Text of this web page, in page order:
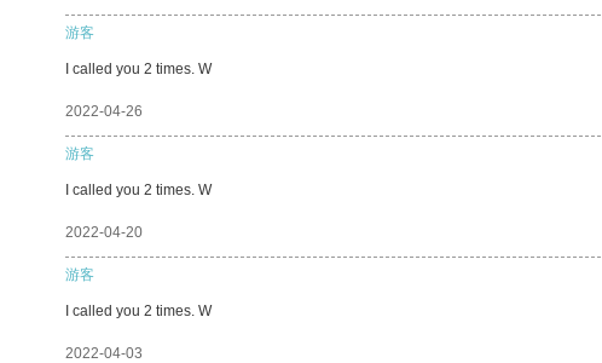
游客
I called you 2 times. W
2022-04-26
游客
I called you 2 times. W
2022-04-20
游客
I called you 2 times. W
2022-04-03